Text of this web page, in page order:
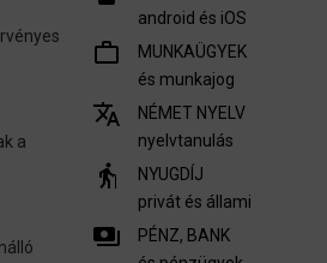
a
android és iOS
work_outline
MUNKAÜGYEK
és munkajog
translate
NÉMET NYELV
nyelvtanulás
elderly
NYUGDÍJ
privát és állami
payments
PÉNZ, BANK